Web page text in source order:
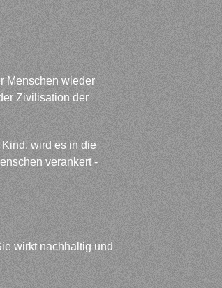
Menschen wieder
Zivilisation der
wird es in die
verankert -
wirkt nachhaltig und